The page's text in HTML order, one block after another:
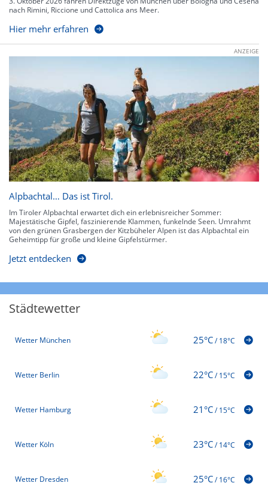
nach Rimini, Riccione und Cattolica ans Meer.
Hier mehr erfahren
ANZEIGE
Alpbachtal… Das ist Tirol.
Im Tiroler Alpbachtal erwartet dich ein erlebnisreicher Sommer:
Majestätische Gipfel, faszinierende Klammen, funkelnde Seen. Umrahmt
von den grünen Grasbergen der Kitzbüheler Alpen ist das Alpbachtal ein
Geheimtipp für große und kleine Gipfelstürmer.
Jetzt entdecken
Städtewetter
Wetter München 25°C/18°C
Wetter Berlin 22°C/15°C
Wetter Hamburg 21°C/15°C
Wetter Köln 23°C/14°C
Wetter Dresden 25°C/16°C